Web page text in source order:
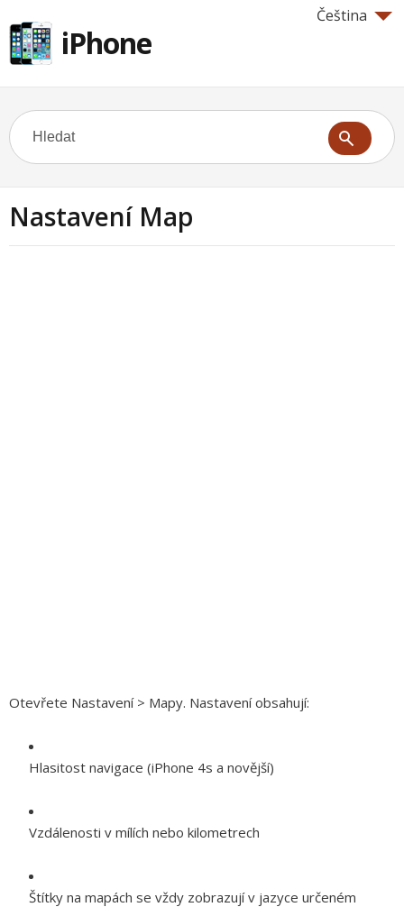
Čeština
iPhone
Nastavení Map
Otevřete Nastavení > Mapy. Nastavení obsahují:
Hlasitost navigace (iPhone 4s a novější)
Vzdálenosti v mílích nebo kilometrech
Štítky na mapách se vždy zobrazují v jazyce určeném